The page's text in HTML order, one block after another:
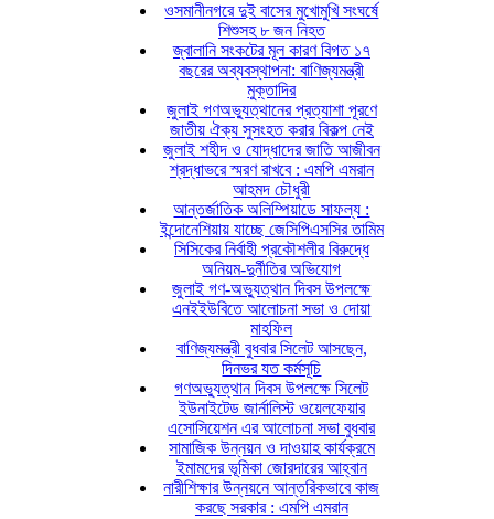
ওসমানীনগরে দুই বাসের মুখোমুখি সংঘর্ষে
শিশুসহ ৮ জন নিহত
জ্বালানি সংকটের মূল কারণ বিগত ১৭
বছরের অব্যবস্থাপনা: বাণিজ্যমন্ত্রী
মুক্তাদির
জুলাই গণঅভ্যুত্থানের প্রত্যাশা পূরণে
জাতীয় ঐক্য সুসংহত করার বিকল্প নেই
জুলাই শহীদ ও যোদ্ধাদের জাতি আজীবন
শ্রদ্ধাভরে স্মরণ রাখবে : এমপি এমরান
আহমদ চৌধুরী
আন্তর্জাতিক অলিম্পিয়াডে সাফল্য :
ইন্দোনেশিয়ায় যাচ্ছে জেসিপিএসসির তামিম
সিসিকের নির্বাহী প্রকৌশলীর বিরুদ্ধে
অনিয়ম-দুর্নীতির অভিযোগ
জুলাই গণ-অভ্যুত্থান দিবস উপলক্ষে
এনইইউবিতে আলোচনা সভা ও দোয়া
মাহফিল
বাণিজ্যমন্ত্রী বুধবার সিলেট আসছেন,
দিনভর যত কর্মসূচি
গণঅভ্যুত্থান দিবস উপলক্ষে সিলেট
ইউনাইটেড জার্নালিস্ট ওয়েলফেয়ার
এসোসিয়েশন এর আলোচনা সভা বুধবার
সামাজিক উন্নয়ন ও দাওয়াহ কার্যক্রমে
ইমামদের ভূমিকা জোরদারের আহ্বান
নারীশিক্ষার উন্নয়নে আন্তরিকভাবে কাজ
করছে সরকার : এমপি এমরান